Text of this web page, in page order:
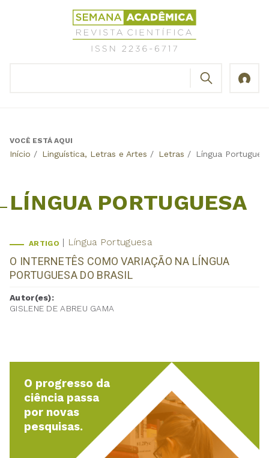
Revista
Científica
Semana
Back
VOCÊ ESTÁ AQUI
Início / Linguística, Letras e Artes / Letras / Língua
LÍNGUA PORTUGUESA
ARTIGO Língua Portuguesa
O INTERNETÊS COMO VARIAÇÃO NA LÍNGUA
PORTUGUESA DO BRASIL
Autor(es):
GISLENE DE ABREU GAMA
O progresso da
ciência passa
por novas
pesquisas.